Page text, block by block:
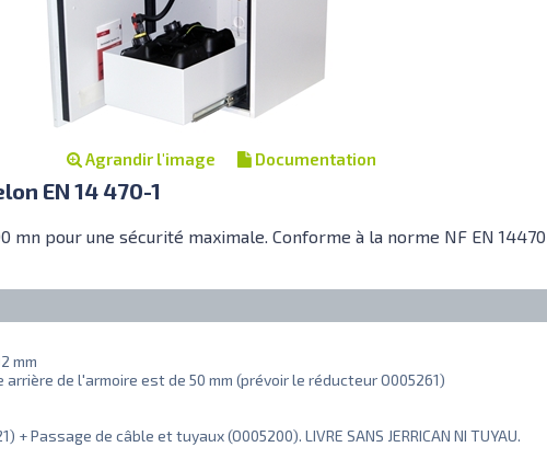
Agrandir l'image Documentation
EN 14 470-1
mn pour une sécurité maximale. Conforme à la norme NF EN
mm
de l'armoire est de 50 mm (prévoir le réducteur O005261)
Passage de câble et tuyaux (O005200). LIVRE SANS JERRICAN NI TUYAU.